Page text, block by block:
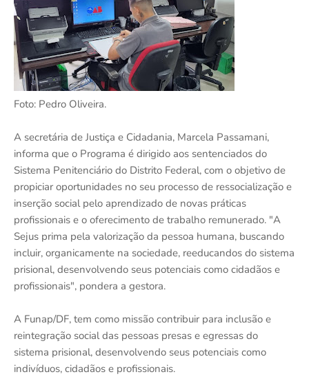
Foto: Pedro Oliveira.
A secretária de Justiça e Cidadania, Marcela Passamani,
informa que o Programa é dirigido aos sentenciados do
Sistema Penitenciário do Distrito Federal, com o objetivo de
propiciar oportunidades no seu processo de ressocialização e
inserção social pelo aprendizado de novas práticas
profissionais e o oferecimento de trabalho remunerado. "A
Sejus prima pela valorização da pessoa humana, buscando
incluir, organicamente na sociedade, reeducandos do sistema
prisional, desenvolvendo seus potenciais como cidadãos e
profissionais", pondera a gestora.
A Funap/DF, tem como missão contribuir para inclusão e
reintegração social das pessoas presas e egressas do
sistema prisional, desenvolvendo seus potenciais como
indivíduos, cidadãos e profissionais.